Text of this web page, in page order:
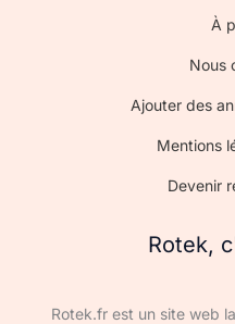
À
Nous
Ajouter des
Mentions
Devenir
Rotek,
Rotek.fr est un site web